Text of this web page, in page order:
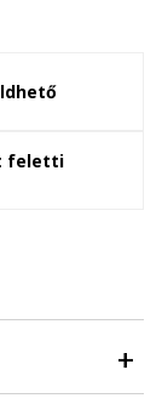
feletti